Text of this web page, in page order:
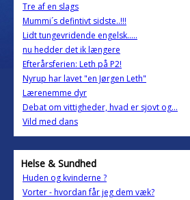
Tre af en slags
Mummi´s defintivt sidste..!!!
Lidt tungevridende engelsk.....
nu hedder det ik længere
Efterårsferien: Leth på P2!
Nyrup har lavet "en Jørgen Leth"
Lærenemme dyr
Debat om vittigheder, hvad er sjovt og...
Vild med dans
Helse & Sundhed
Huden og kvinderne ?
Vorter - hvordan får jeg dem væk?